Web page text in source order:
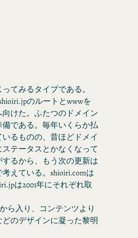
てみるタイプである。
のルートとwwwを
向けた。ふたつのドメイン
備である。毎年いくらか払
るものの、昔ほどドメイ
ステータスとかなくなって
するから、もう次の更新は
えている。shioiri.comは
は2001年にそれぞれ取
ら入り、コンテンツより
どのデザインに凝った黎明